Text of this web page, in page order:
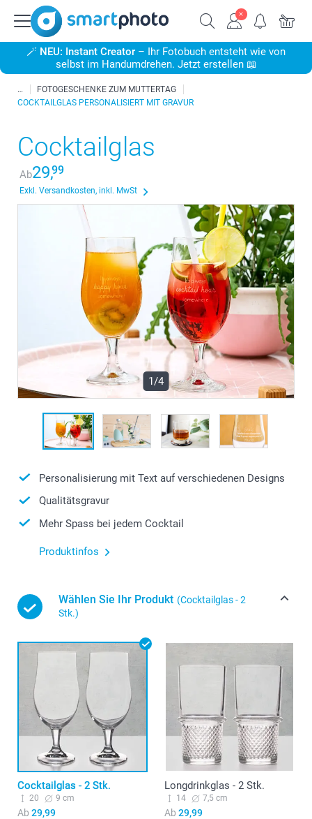
🪄 NEU: Instant Creator – Ihr Fotobuch entsteht wie von
selbst im Handumdrehen. Jetzt erstellen 📖
FOTOGESCHENKE ZUM MUTTERTAG
COCKTAILGLAS PERSONALISIERT MIT GRAVUR
Cocktailglas
Ab29,99
Exkl. Versandkosten, inkl. MwSt
1/4
Personalisierung mit Text auf verschiedenen Designs
Qualitätsgravur
Mehr Spass bei jedem Cocktail
Produktinfos
Wählen Sie Ihr Produkt (Cocktailglas - 2
Stk.)
Cocktailglas - 2 Stk.
20 9 cm
Ab 29,99
Longdrinkglas - 2 Stk.
14 7,5 cm
Ab 29,99